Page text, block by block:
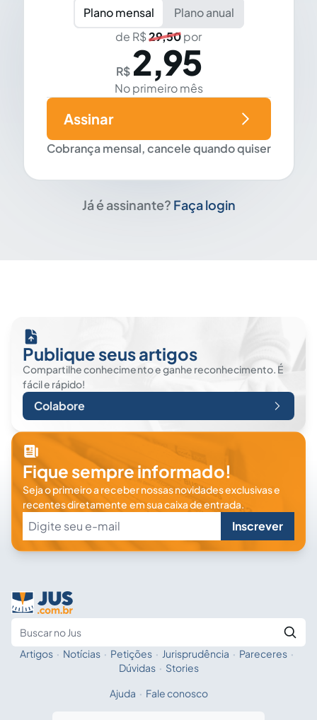
Plano mensal
Plano anual
de R$29,50por
R$ 2,95
No primeiro mês
Cobrança mensal, cancele quando quiser
Assinar
Já é assinante? Faça login
Publique seus artigos
Compartilhe conhecimento e ganhe reconhecimento. É
fácil e rápido!
Colabore
Fique sempre informado!
Seja o primeiro a receber nossas novidades exclusivas e
recentes diretamente em sua caixa de entrada.
Inscrever
Fale com a IA
Artigos · Notícias · Petições · Jurisprudência · Pareceres ·
Dúvidas · Stories
Ajuda · Fale conosco